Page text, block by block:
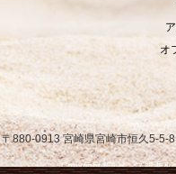
オ
〒880-0913 宮崎県宮崎市恒久5-
Copyright (C) メンズ脱毛＆